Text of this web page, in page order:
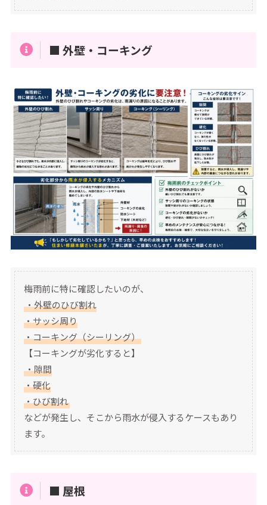
■ 外壁・コーキング
梅雨前に特に確認したいのが、
・外壁のひび割れ
・サッシ周り
・コーキング（シーリング）
【コーキングが劣化すると】
・隙間
・硬化
・ひび割れ
などが発生し、そこから雨水が侵入するケースもあり
ます。
■ 屋根